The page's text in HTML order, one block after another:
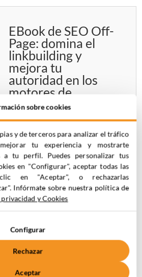
EBook de SEO Off-
Page: domina el
linkbuilding y
mejora tu
autoridad en los
motores de
búsqueda
Guía de generación
de tráfico: técnicas
efectivas para
atraer visitas y
posicionamiento
sobre cookies
y de terceros para analizar el tráfico
tu experiencia y mostrarte
a tu perfil. Puedes personalizar tus
en "Configurar", aceptar todas las
en "Aceptar", o rechazarlas
Infórmate sobre nuestra política de
y Cookies
Configurar
Rechazar
Aceptar